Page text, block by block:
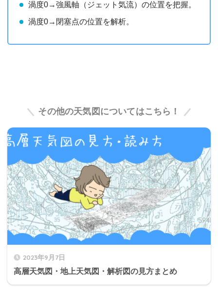
渦度0→強風軸（ジェット気流）の位置を把握。
渦度0→閉塞点の位置を解析。
その他の天気図についてはこちら！
2023年9月7日
高層天気図・地上天気図・解析図の見方まとめ